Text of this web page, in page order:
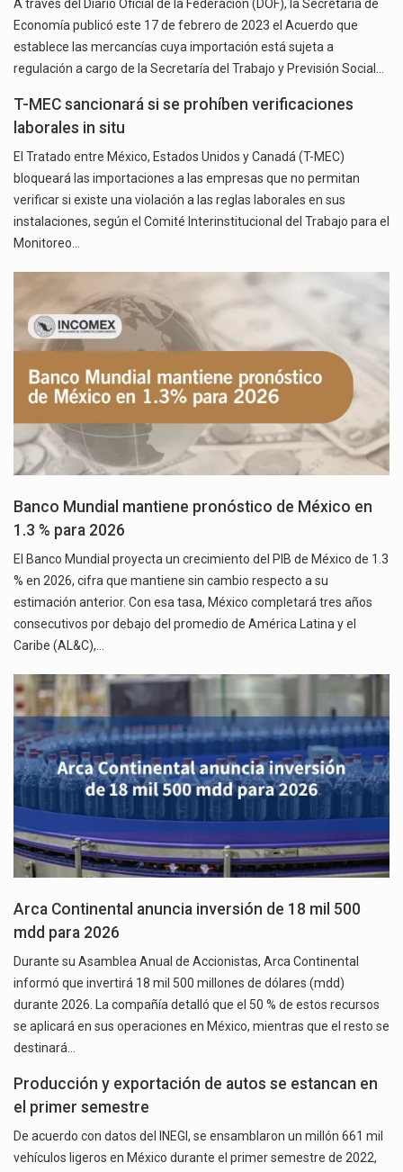
A través del Diario Oficial de la Federación (DOF), la Secretaría de
Economía publicó este 17 de febrero de 2023 el Acuerdo que
establece las mercancías cuya importación está sujeta a
regulación a cargo de la Secretaría del Trabajo y Previsión Social…
T-MEC sancionará si se prohíben verificaciones
laborales in situ
El Tratado entre México, Estados Unidos y Canadá (T-MEC)
bloqueará las importaciones a las empresas que no permitan
verificar si existe una violación a las reglas laborales en sus
instalaciones, según el Comité Interinstitucional del Trabajo para el
Monitoreo…
Banco Mundial mantiene pronóstico de México en
1.3 % para 2026
El Banco Mundial proyecta un crecimiento del PIB de México de 1.3
% en 2026, cifra que mantiene sin cambio respecto a su
estimación anterior. Con esa tasa, México completará tres años
consecutivos por debajo del promedio de América Latina y el
Caribe (AL&C),…
Arca Continental anuncia inversión de 18 mil 500
mdd para 2026
Durante su Asamblea Anual de Accionistas, Arca Continental
informó que invertirá 18 mil 500 millones de dólares (mdd)
durante 2026. La compañía detalló que el 50 % de estos recursos
se aplicará en sus operaciones en México, mientras que el resto se
destinará…
Producción y exportación de autos se estancan en
el primer semestre
De acuerdo con datos del INEGI, se ensamblaron un millón 661 mil
vehículos ligeros en México durante el primer semestre de 2022,